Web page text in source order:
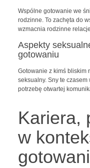
Wspólne gotowanie we
rodzinne. To zachęta do
wzmacnia rodzinne
Aspekty
gotowaniu
Gotowanie z kimś bliskim
seksualny. Sny te
potrzebę otwartej
Kariera,
w